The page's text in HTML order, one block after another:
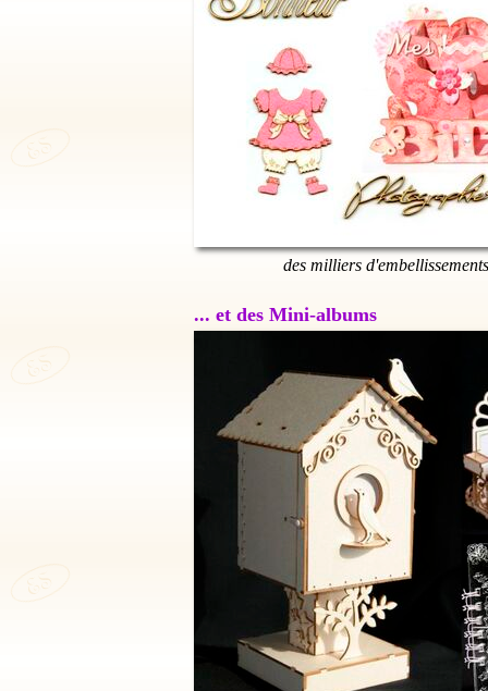
des milliers
... et des Mini-albums